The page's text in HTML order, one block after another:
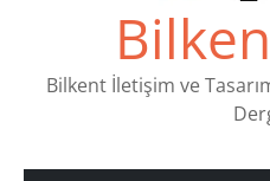
Bilkent İletişim ve